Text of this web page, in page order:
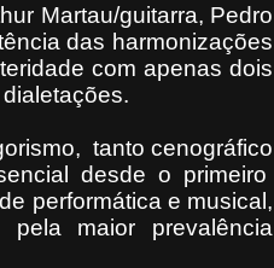
Martau/guitarra, Pedro
das harmonizações
com apenas dois
tanto cenográfico
desde o primeiro
performática e musical,
maior prevalência